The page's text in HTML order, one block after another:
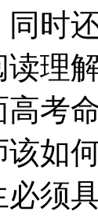
时
理
高考
该如
必须